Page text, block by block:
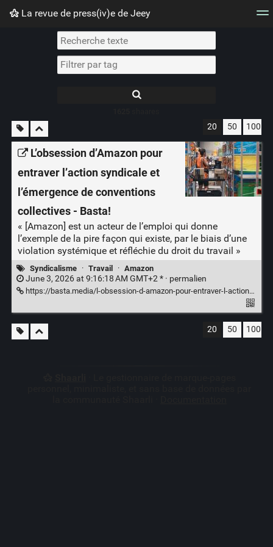
La revue de press(iv)e de Jeey
Nuage de tags Mur d'images
20 50 100
L’obsession d’Amazon pour
entraver l’action syndicale et
l’émergence de conventions
collectives - Basta!
« [Amazon] est un acteur de l’emploi qui donne
l’exemple de la pire façon qui existe, par le biais d’une
violation systémique et réfléchie du droit du travail »
Syndicalisme · Travail · Amazon
June 3, 2026 at 9:16:18 AM GMT+2 * · permalien
https://basta.media/l-obsession-d-amazon-pour-entraver-l-action-syndicale-et-l-emergence-de
20 50 100